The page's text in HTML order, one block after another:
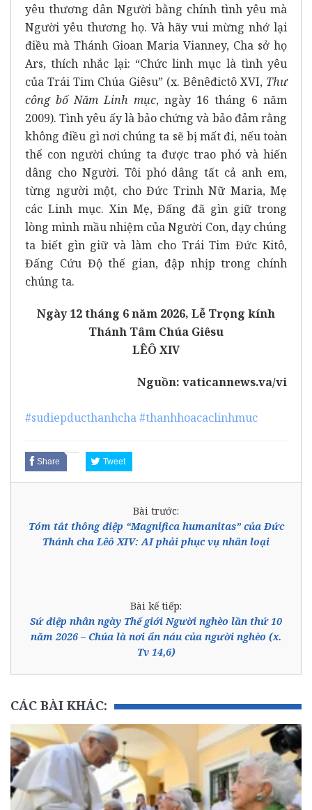
yêu thương dân Người bằng chính tình yêu mà
Người yêu thương họ. Và hãy vui mừng nhớ lại
điều mà Thánh Gioan Maria Vianney, Cha sở họ
Ars, thích nhắc lại: “Chức linh mục là tình yêu
của Trái Tim Chúa Giêsu” (x. Bênêđictô XVI, Thư
công bố Năm Linh mục, ngày 16 tháng 6 năm
2009). Tình yêu ấy là bảo chứng và bảo đảm rằng
không điều gì nơi chúng ta sẽ bị mất đi, nếu toàn
thể con người chúng ta được trao phó và hiến
dâng cho Người. Tôi phó dâng tất cả anh em,
từng người một, cho Đức Trinh Nữ Maria, Mẹ
các Linh mục. Xin Mẹ, Đấng đã gìn giữ trong
lòng mình mầu nhiệm của Người Con, dạy chúng
ta biết gìn giữ và làm cho Trái Tim Đức Kitô,
Đấng Cứu Độ thế gian, đập nhịp trong chính
chúng ta.
Ngày 12 tháng 6 năm 2026, Lễ Trọng kính
Thánh Tâm Chúa Giêsu
LÊÔ XIV
Nguồn: vaticannews.va/vi
#sudiepducthanhcha#thanhhoacaclinhmuc
Share Tweet
Bài trước:
Tóm tắt thông điệp “Magnifica humanitas” của Đức
Thánh cha Lêô XIV: AI phải phục vụ nhân loại
Bài kế tiếp:
Sứ điệp nhân ngày Thế giới Người nghèo lần thứ 10
năm 2026 – Chúa là nơi ẩn náu của người nghèo (x.
Tv 14,6)
CÁC BÀI KHÁC: